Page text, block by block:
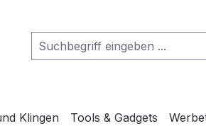
Klingen Tools & Gadgets